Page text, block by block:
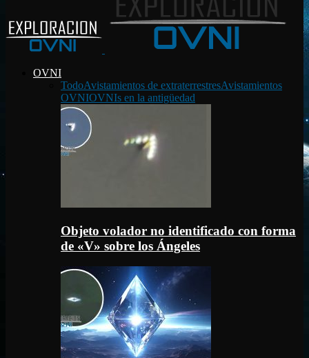
OVNI
TodoAvistamientos de extraterrestresAvistamientos
OVNIOVNIs en la antigüedad
Objeto volador no identificado con forma
de «V» sobre los Ángeles